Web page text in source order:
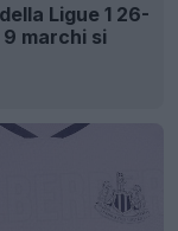
Ligue 1 26-
marchi si